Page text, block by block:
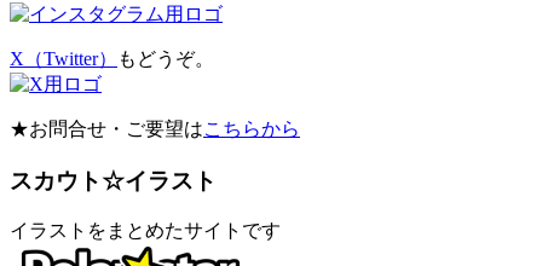
X（Twitter） もどうぞ。
★お問合せ・ご要望はこちらから
スカウト☆イラスト
イラストをまとめたサイトです